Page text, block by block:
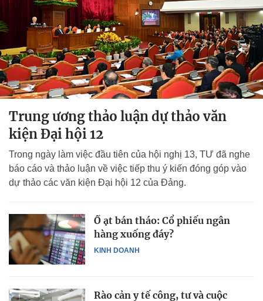
Trung ương thảo luận dự thảo văn
kiện Đại hội 12
Trong ngày làm việc đầu tiên của hội nghị 13, TƯ đã nghe
báo cáo và thảo luận về việc tiếp thu ý kiến đóng góp vào
dự thảo các văn kiện Đại hội 12 của Đảng.
KINH DOANH
Ồ ạt bán tháo: Cổ phiếu ngân
hàng xuống đáy?
Rào cản y tế công, tư và cuộc